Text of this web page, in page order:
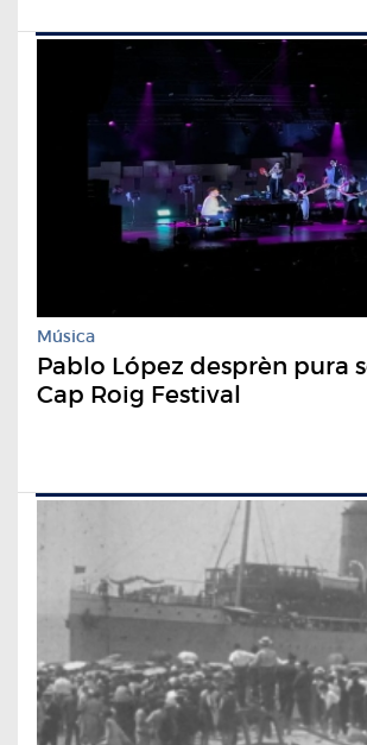
Música
Pablo López desprèn pura
Cap Roig Festival